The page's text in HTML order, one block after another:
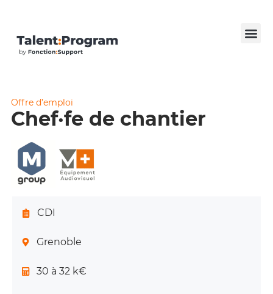
CDI
Grenoble
30 à 32 k€
Offre d’emploi
Chef·fe de chantier